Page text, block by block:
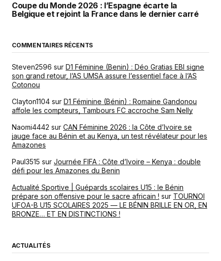
Coupe du Monde 2026 : l’Espagne écarte la
Belgique et rejoint la France dans le dernier carré
COMMENTAIRES RÉCENTS
Steven2596 sur D1 Féminine (Benin) : Déo Gratias EBI signe
son grand retour, l’AS UMSA assure l’essentiel face à l’AS
Cotonou
Clayton1104 sur D1 Féminine (Bénin) : Romaine Gandonou
affole les compteurs, Tambours FC accroche Sam Nelly
Naomi4442 sur CAN Féminine 2026 : la Côte d’Ivoire se
jauge face au Bénin et au Kenya, un test révélateur pour les
Amazones
Paul3515 sur Journée FIFA : Côte d’Ivoire – Kenya : double
défi pour les Amazones du Benin
Actualité Sportive | Guépards scolaires U15 : le Bénin
prépare son offensive pour le sacre africain ! sur TOURNOI
UFOA-B U15 SCOLAIRES 2025 — LE BÉNIN BRILLE EN OR, EN
BRONZE… ET EN DISTINCTIONS !
ACTUALITÉS